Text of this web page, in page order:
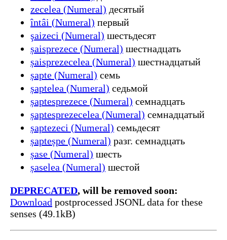
zecelea (Numeral) десятый
întâi (Numeral) первый
şaizeci (Numeral) шестьдесят
șaisprezece (Numeral) шестнадцать
șaisprezecelea (Numeral) шестнадцатый
șapte (Numeral) семь
șaptelea (Numeral) седьмой
șaptesprezece (Numeral) семнадцать
șaptesprezecelea (Numeral) семнадцатый
șaptezeci (Numeral) семьдесят
șapteșpe (Numeral) разг. семнадцать
șase (Numeral) шесть
șaselea (Numeral) шестой
DEPRECATED, will be removed soon:
Download postprocessed JSONL data for these
senses (49.1kB)